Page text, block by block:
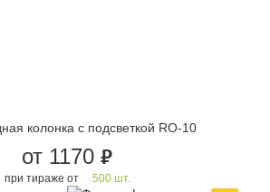
колонка с подсветкой RO-10
от 1170 руб.
при тираже от 500 шт.